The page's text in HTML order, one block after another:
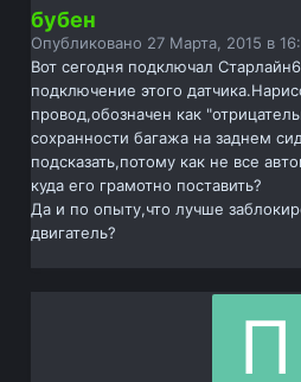
бубен
Опубликовано 27 Марта, 2015 в
Вот сегодня подключал
подключение этого
провод,обозначен как
сохранности багажа на заднем
подсказать,потому как не все
куда его грамотно поставить?
Да и по опыту,что лучше
двигатель?